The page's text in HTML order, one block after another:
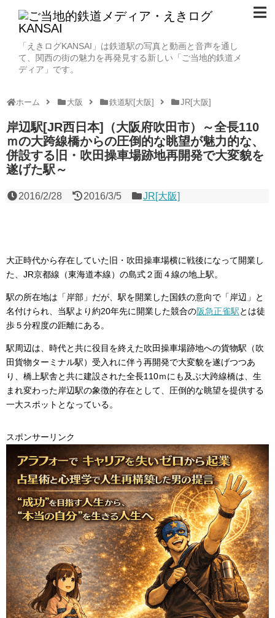
「えきログKANSAI」は鉄道駅の写真と動画と音声を通し
て、関西の街の魅力を再発見する新しい「ご当地的鉄道メ
ディア」です。
ホーム 大阪 鉄道駅[大阪] JR[大阪]
岸辺駅[JR西日本]（大阪府吹田市）～全長110
ｍの大跨線橋からの圧倒的な眺望が魅力的な、
併設する旧・吹田操車場跡地再開発で大変貌を
遂げた駅～
2016/2/28 2016/3/5 JR[大阪]
大正時代から存在していた旧・吹田操車場横に戦後になって開業し
た、JR京都線（東海道本線）の島式２面４線の地上駅。
駅の所在地は「岸部」だが、駅を開業した国鉄の意向で「岸辺」と
名付けられ、当駅より約20年先に開業した競合の阪急正雀駅とは徒
歩５分程度の距離にある。
駅周辺は、時代と共に役目を終えた吹田操車場跡地への貨物駅（吹
田貨物ターミナル駅）受入れに伴う再開発で大変貌を遂げつつあ
り、橋上駅舎と共に建設された全長110ｍにも及ぶ大跨線橋は、生
まれ変わった岸辺駅の象徴的存在として、圧倒的な眺望を提供する
一大スポットとなっている。
スポンサーリンク